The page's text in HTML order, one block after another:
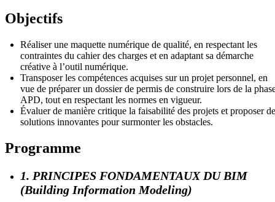
Objectifs
Réaliser une maquette numérique de qualité, en respectant les
contraintes du cahier des charges et en adaptant sa démarche
créative à l’outil numérique.
Transposer les compétences acquises sur un projet personnel, en
vue de préparer un dossier de permis de construire lors de la
APD, tout en respectant les normes en vigueur.
Évaluer de manière critique la faisabilité des projets et proposer
solutions innovantes pour surmonter les obstacles.
Programme
1. PRINCIPES FONDAMENTAUX DU BIM
(Building Information Modeling)